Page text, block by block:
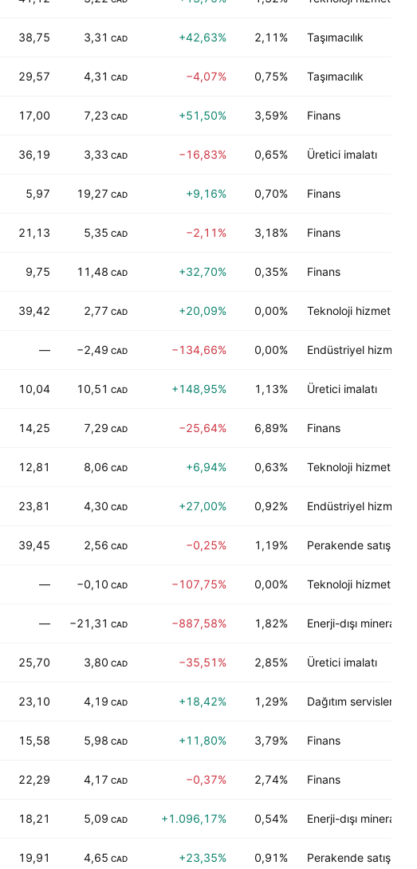
38,75 3,31 CAD +42,63% 2,11% Taşımacılık
29,57 4,31 CAD −4,07% 0,75% Taşımacılık
17,00 7,23 CAD +51,50% 3,59% Finans
36,19 3,33 CAD −16,83% 0,65% Üretici imalatı
5,97 19,27 CAD +9,16% 0,70% Finans
21,13 5,35 CAD −2,11% 3,18% Finans
9,75 11,48 CAD +32,70% 0,35% Finans
39,42 2,77 CAD +20,09% 0,00% Teknoloji hizmetleri
— −2,49 CAD −134,66% 0,00% Endüstriyel hizmetler
10,04 10,51 CAD +148,95% 1,13% Üretici imalatı
14,25 7,29 CAD −25,64% 6,89% Finans
12,81 8,06 CAD +6,94% 0,63% Teknoloji hizmetleri
23,81 4,30 CAD +27,00% 0,92% Endüstriyel hizmetler
39,45 2,56 CAD −0,25% 1,19% Perakende satış
— −0,10 CAD −107,75% 0,00% Teknoloji hizmetleri
— −21,31 CAD −887,58% 1,82% Enerji-dışı mineraller
25,70 3,80 CAD −35,51% 2,85% Üretici imalatı
23,10 4,19 CAD +18,42% 1,29% Dağıtım servisleri
15,58 5,98 CAD +11,80% 3,79% Finans
22,29 4,17 CAD −0,37% 2,74% Finans
18,21 5,09 CAD +1.096,17% 0,54% Enerji-dışı mineraller
19,91 4,65 CAD +23,35% 0,91% Perakende satış